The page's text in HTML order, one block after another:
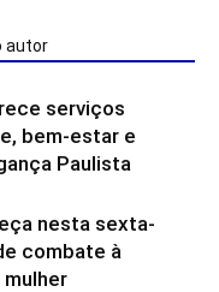
autor
serviços
bem-estar e
Paulista
nesta sexta-
combate à